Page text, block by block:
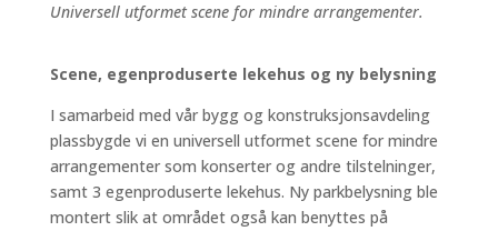
Universell utformet scene for mindre arrangementer.
Scene, egenproduserte lekehus og ny belysning
I samarbeid med vår bygg og konstruksjonsavdeling
plassbygde vi en universell utformet scene for mindre
arrangementer som konserter og andre tilstelninger,
samt 3 egenproduserte lekehus. Ny parkbelysning ble
montert slik at området også kan benyttes på